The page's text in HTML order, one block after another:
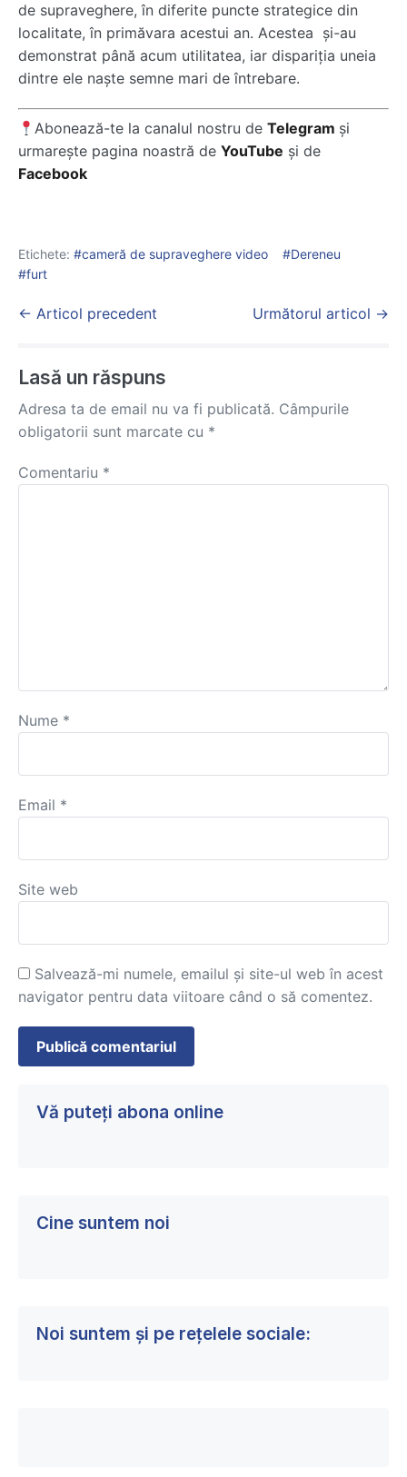
de supraveghere, în diferite puncte strategice din
localitate, în primăvara acestui an. Acestea și-au
demonstrat până acum utilitatea, iar dispariția uneia
dintre ele naște semne mari de întrebare.
Abonează-te la canalul nostru deTelegram și
urmarește pagina noastră de YouTube și de
Facebook
Etichete: cameră de supraveghere video
Dereneu
furt
Post
← Articol precedent Următorul articol →
Lasă un răspuns
Adresa ta de email nu va fi publicată. Câmpurile
obligatorii sunt marcate cu *
Comentariu *
Nume *
Email *
Site web
Salvează-mi numele, emailul și site-ul web în acest
navigator pentru data viitoare când o să comentez.
Vă puteți abona online
Cine suntem noi
Noi suntem și pe rețelele sociale: